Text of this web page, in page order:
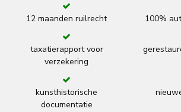
12 maanden ruilrecht 100%
taxatierapport voor
verzekering
kunsthistorische
documentatie